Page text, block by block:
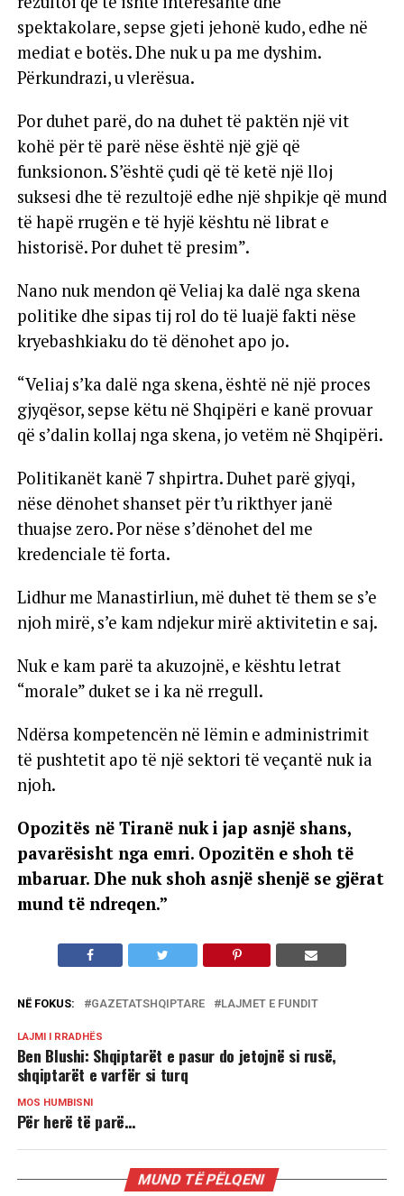
spektakolare, sepse gjeti jehonë kudo, edhe në
mediat e botës. Dhe nuk u pa me dyshim.
Përkundrazi, u vlerësua.
Por duhet parë, do na duhet të paktën një vit
kohë për të parë nëse është një gjë që
funksionon. S’është çudi që të ketë një lloj
suksesi dhe të rezultojë edhe një shpikje që mund
të hapë rrugën e të hyjë kështu në librat e
historisë. Por duhet të presim”.
Nano nuk mendon që Veliaj ka dalë nga skena
politike dhe sipas tij rol do të luajë fakti nëse
kryebashkiaku do të dënohet apo jo.
“Veliaj s’ka dalë nga skena, është në një proces
gjyqësor, sepse këtu në Shqipëri e kanë provuar
që s’dalin kollaj nga skena, jo vetëm në Shqipëri.
Politikanët kanë 7 shpirtra. Duhet parë gjyqi,
nëse dënohet shanset për t’u rikthyer janë
thuajse zero. Por nëse s’dënohet del me
kredenciale të forta.
Lidhur me Manastirliun, më duhet të them se s’e
njoh mirë, s’e kam ndjekur mirë aktivitetin e saj.
Nuk e kam parë ta akuzojnë, e kështu letrat
“morale” duket se i ka në rregull.
Ndërsa kompetencën në lëmin e administrimit
të pushtetit apo të një sektori të veçantë nuk ia
njoh.
Opozitës në Tiranë nuk i jap asnjë shans,
pavarësisht nga emri. Opozitën e shoh të
mbaruar. Dhe nuk shoh asnjë shenjë se gjërat
mund të ndreqen.”
NË FOKUS: GAZETATSHQIPTARE LAJMET E FUNDIT
LAJMI I RRADHËS
Ben Blushi: Shqiptarët e pasur do jetojnë si rusë,
shqiptarët e varfër si turq
MOS HUMBISNI
Për herë të parë…
MUND TË PËLQENI